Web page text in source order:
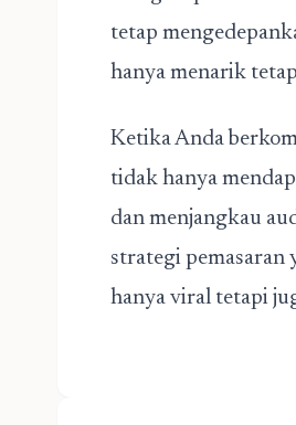
tetap
hanya menarik
Ketika Anda
tidak hanya
dan menjangkau
strategi pemasaran
hanya viral tetapi